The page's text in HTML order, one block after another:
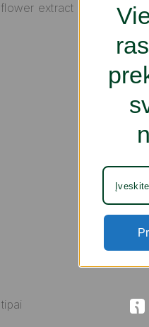
extract